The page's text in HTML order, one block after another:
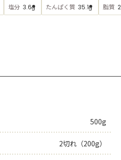
塩分 3.6g たんぱく質 35.1g 脂質
500g
2切れ（200g）